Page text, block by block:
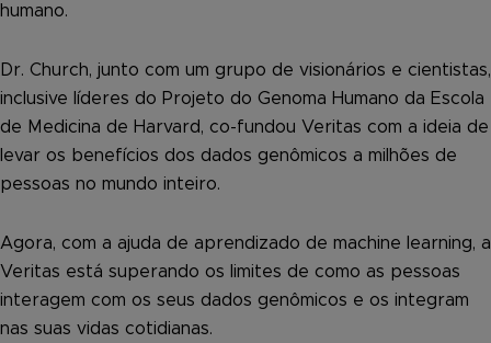
humano.
Dr. Church, junto com um grupo de visionários e cientistas,
inclusive líderes do Projeto do Genoma Humano da Escola
de Medicina de Harvard, co-fundou Veritas com a ideia de
levar os benefícios dos dados genômicos a milhões de
pessoas no mundo inteiro.
Agora, com a ajuda de aprendizado de machine learning, a
Veritas está superando os limites de como as pessoas
interagem com os seus dados genômicos e os integram
nas suas vidas cotidianas.